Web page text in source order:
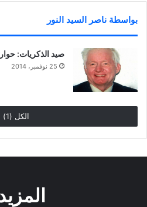
بواسطة ناصر السيد النور
صيد الذكريات:
25 نوفمبر، 2014
الكل (1)